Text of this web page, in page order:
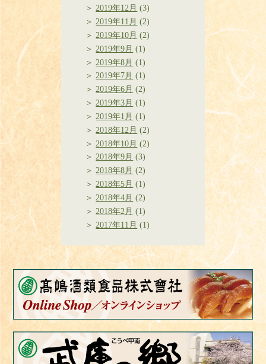
2019年12月 (3)
2019年11月 (2)
2019年10月 (2)
2019年9月 (1)
2019年8月 (1)
2019年7月 (1)
2019年6月 (2)
2019年3月 (1)
2019年1月 (1)
2018年12月 (2)
2018年10月 (2)
2018年9月 (3)
2018年8月 (2)
2018年5月 (1)
2018年4月 (2)
2018年2月 (1)
2017年11月 (1)